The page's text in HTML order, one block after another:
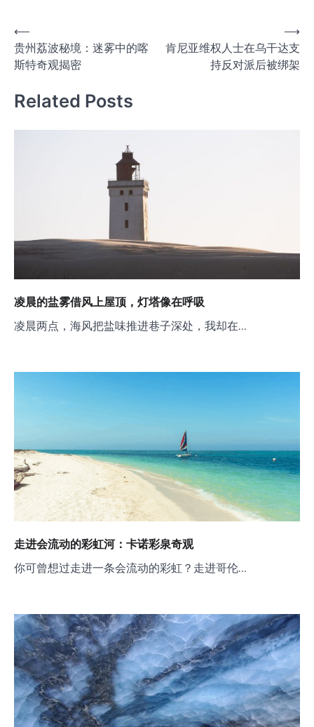
文
章
导
航
⟵
贵州荔波秘境：迷雾中的喀
斯特奇观揭密
肯尼亚维权人士在乌干达支
持反对派后被绑架
⟶
Related Posts
凌晨的盐雾借风上屋顶，灯塔像在呼吸
凌晨两点，海风把盐味推进巷子深处，我却在…
走进会流动的彩虹河：卡诺彩泉奇观
你可曾想过走进一条会流动的彩虹？走进哥伦…